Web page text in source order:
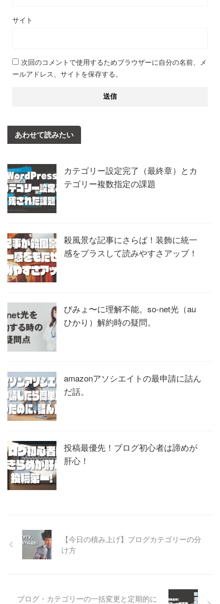
サイト
次回のコメントで使用するためブラウザーに自分の名前、メ
ールアドレス、サイトを保存する。
あわせて読みたい
カテゴリー設定完了（最終章）とカ
テゴリー複数指定の課題
殺風景な記事にさらば！装飾に統一
感をプラスして読みやすさアップ！
びみょ〜に理解不能。so-net光（au
ひかり）解約時の疑問。
amazonアソシエイトの最申請に詰ん
だ話。
投稿最優先！ブログ初心者は諦めが
肝心！
【今日の積み上げ】ブログカテゴリーの分
け方
ブログ・カテゴリーの一括変更と定期的に